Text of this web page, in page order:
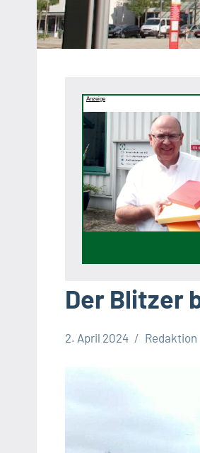
Heipke,
Leopoldshöhe,
Anzeige
Der Blitzer
Stadt
Bielefeld
2. April 2024 Redaktion